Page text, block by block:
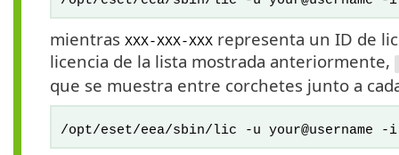
mientras XXX-XXX-XXX representa un ID de
licencia de la lista mostrada anteriormente,
que se muestra entre corchetes junto a
/opt/eset/eea/sbin/lic -u your@username